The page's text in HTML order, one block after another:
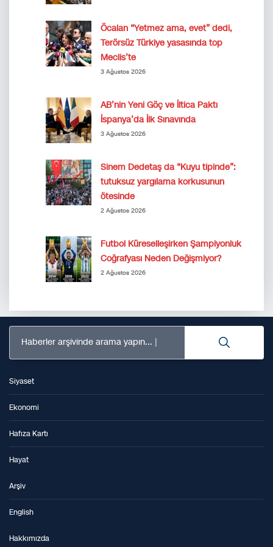
Öcalan “Yetmez ama, evet” dedi,
Terörsüz Türkiye yasasında top
Meclis’te
3 Ağustos 2026
AB’nin Yeni Göç ve İltica Paktı
İspanya’da İlk Sınavında
3 Ağustos 2026
Sinem Dedetaş da “Kuyu tipinde”:
tutuksuz yargılama korkusunun
ötesinde
2 Ağustos 2026
Futbol Küreselleşirken Şampiyonluk
Coğrafyası Neden Değişmiyor?
2 Ağustos 2026
Haberler arşivinde arama yapın...
Siyaset
Ekonomi
Hafıza Kartı
Hayat
Arşiv
English
Hakkımızda